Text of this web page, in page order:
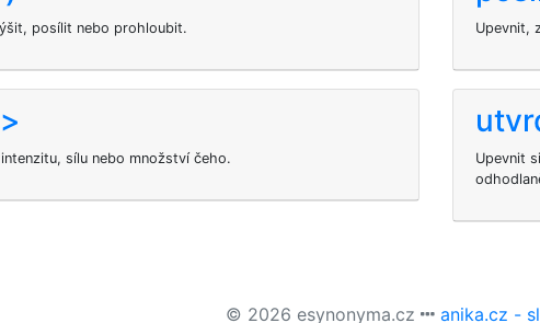
posílit nebo prohloubit. Upevnit,
sílu nebo množství čeho.
Upevnit
© 2026 esynonyma.cz anika.cz -